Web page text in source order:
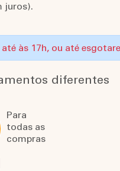
juros).
às 17h, ou até
diferentes
Para
todas as
compras